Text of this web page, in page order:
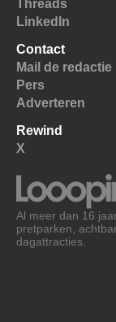
Threads
LinkedIn
Contact
Mail de redactie
Pers
Adverteren
Rewind
X
Al meer dan 16
pretparken,
dagattracties.